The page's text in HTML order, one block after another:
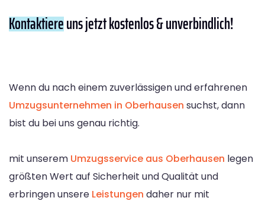
Kontaktiereuns jetzt kostenlos & unverbindlich!
Wenn du nach einem zuverlässigen und erfahrenen
Umzugsunternehmen in Oberhausen suchst, dann
bist du bei uns genau richtig.
mit unserem Umzugsservice aus Oberhausen legen
größten Wert auf Sicherheit und Qualität und
erbringen unsere Leistungen daher nur mit